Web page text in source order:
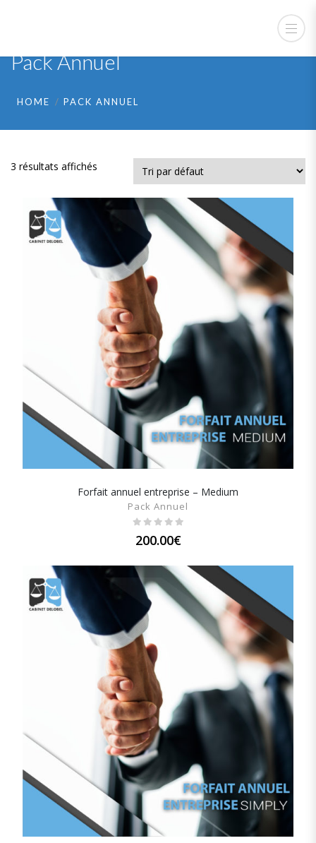
Pack Annuel
HOME PACK ANNUEL
3 résultats affichés
SHOW DETAILS
Forfait annuel entreprise – Medium
Pack Annuel
200.00€